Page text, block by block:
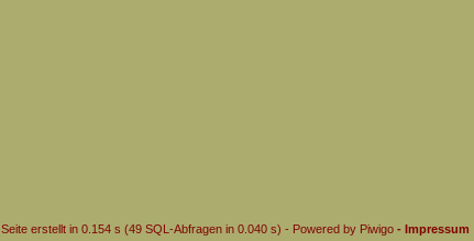
Seite erstellt in 0.154 s (49 SQL-Abfragen in 0.040 s) - Powered by Piwigo - Impressum